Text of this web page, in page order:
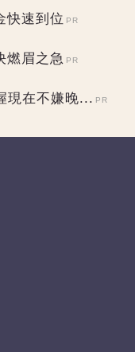
快速到位 PR
燃眉之急 PR
現在不嫌晚... PR